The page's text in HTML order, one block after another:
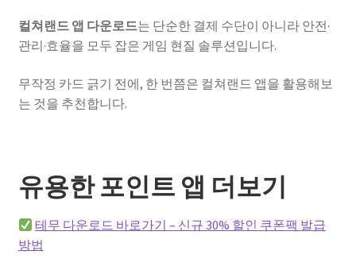
컬쳐랜드 앱 다운로드는 단순한 결제 수단이 아니라 안전·
관리·효율을 모두 잡은 게임 현질 솔루션입니다.
무작정 카드 긁기 전에, 한 번쯤은 컬쳐랜드 앱을 활용해보
는 것을 추천합니다.
유용한 포인트 앱 더보기
테무 다운로드 바로가기 – 신규 30% 할인 쿠폰팩 발급
방법